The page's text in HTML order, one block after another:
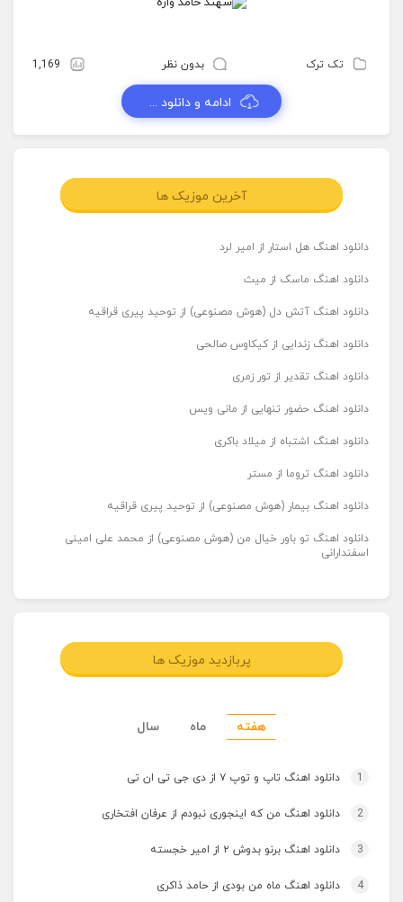
تک ترک بدون نظر 1,169
ادامه و دانلود ...
آخرین موزیک ها
دانلود اهنگ هل استار از امیر لرد
دانلود اهنگ ماسک از میث
دانلود اهنگ آتش دل (هوش مصنوعی) از توحید پیری قراقیه
دانلود اهنگ زندایی از کیکاوس صالحی
دانلود اهنگ تقدیر از تور زمری
دانلود اهنگ حضور تنهایی از مانی ویس
دانلود اهنگ اشتباه از میلاد باکری
دانلود اهنگ تروما از مستر
دانلود اهنگ بیمار (هوش مصنوعی) از توحید پیری قراقیه
دانلود اهنگ تو باور خیال من (هوش مصنوعی) از محمد علی امینی
اسفندارانی
پربازدید موزیک ها
هفته ماه سال
1 دانلود اهنگ تاپ و توپ ۷ از دی جی تی ان تی
2 دانلود اهنگ من که اینجوری نبودم از عرفان افتخاری
3 دانلود اهنگ برنو بدوش ۲ از امیر خجسته
4 دانلود اهنگ ماه من بودی از حامد ذاکری